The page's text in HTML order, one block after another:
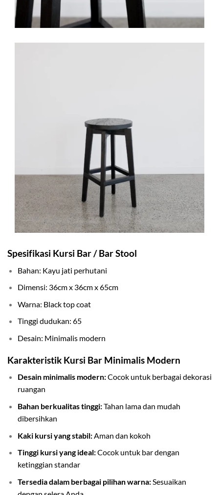
Spesifikasi Kursi Bar / Bar Stool
Bahan: Kayu jati perhutani
Dimensi: 36cm x 36cm x 65cm
Warna: Black top coat
Tinggi dudukan: 65
Desain: Minimalis modern
Karakteristik Kursi Bar Minimalis Modern
Desain minimalis modern:Cocok untuk berbagai dekorasi
ruangan
Bahan berkualitas tinggi:Tahan lama dan mudah
dibersihkan
Kaki kursi yang stabil:Aman dan kokoh
Tinggi kursi yang ideal:Cocok untuk bar dengan
ketinggian standar
Tersedia dalam berbagai pilihan warna:Sesuaikan